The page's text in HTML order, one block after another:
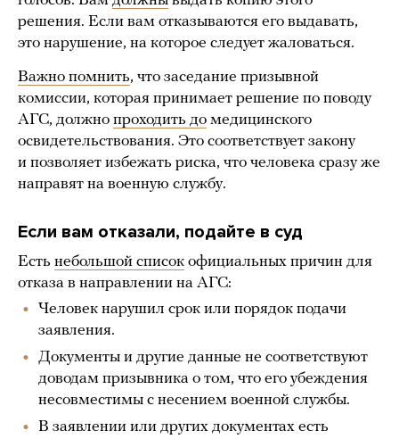
решения. Если вам отказываются его выдавать,
это нарушение, на которое следует жаловаться.
Важно помнить, что заседание призывной
комиссии, которая принимает решение по поводу
АГС, должно проходить до медицинского
освидетельствования. Это соответствует закону
и позволяет избежать риска, что человека сразу же
направят на военную службу.
Если вам отказали, подайте в суд
Есть небольшой список официальных причин для
отказа в направлении на АГС:
Человек нарушил срок или порядок подачи
заявления.
Документы и другие данные не соответствуют
доводам призывника о том, что его убеждения
несовместимы с несением военной службы.
В заявлении или других документах есть